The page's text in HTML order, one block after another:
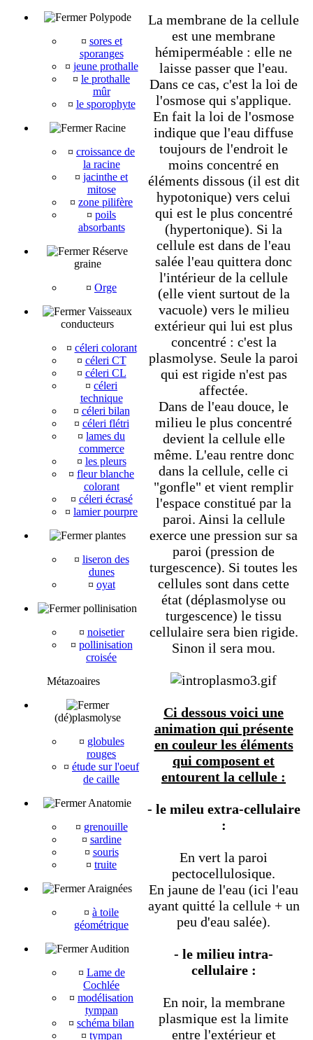
Polypode
¤ sores et
sporanges
¤ jeune prothalle
¤ le prothalle
mûr
¤ le sporophyte
Racine
¤ croissance de
la racine
¤ jacinthe et
mitose
¤ zone pilifère
¤ poils
absorbants
Réserve
graine
¤ Orge
Vaisseaux
conducteurs
¤ céleri colorant
¤ céleri CT
¤ céleri CL
¤ céleri
technique
¤ céleri bilan
¤ céleri flétri
¤ lames du
commerce
¤ les pleurs
¤ fleur blanche
colorant
¤ céleri écrasé
¤ lamier pourpre
plantes
¤ liseron des
dunes
¤ oyat
pollinisation
¤ noisetier
¤ pollinisation
croisée
Métazoaires
(dé)plasmolyse
¤ globules
rouges
¤ étude sur l'oeuf
de caille
Anatomie
¤ grenouille
¤ sardine
¤ souris
¤ truite
Araignées
¤ à toile
géométrique
Audition
¤ Lame de
Cochlée
¤ modélisation
tympan
¤ schéma bilan
¤ tympan
La membrane de la cellule
est une membrane
hémiperméable : elle ne
laisse passer que l'eau.
Dans ce cas, c'est la loi de
l'osmose qui s'applique.
En fait la loi de l'osmose
indique que l'eau diffuse
toujours de l'endroit le
moins concentré en
éléments dissous (il est dit
hypotonique) vers celui
qui est le plus concentré
(hypertonique). Si la
cellule est dans de l'eau
salée l'eau quittera donc
l'intérieur de la cellule
(elle vient surtout de la
vacuole) vers le milieu
extérieur qui lui est plus
concentré : c'est la
plasmolyse. Seule la paroi
qui est rigide n'est pas
affectée.
Dans de l'eau douce, le
milieu le plus concentré
devient la cellule elle
même. L'eau rentre donc
dans la cellule, celle ci
"gonfle" et vient remplir
l'espace constitué par la
paroi. Ainsi la cellule
exerce une pression sur sa
paroi (pression de
turgescence). Si toutes les
cellules sont dans cette
état (déplasmolyse ou
turgescence) le tissu
cellulaire sera bien rigide.
Sinon il sera mou.
Ci dessous voici une
animation qui présente
en couleur les éléments
qui composent et
entourent la cellule :
- le mileu extra-cellulaire
:
En vert la paroi
pectocellulosique.
En jaune de l'eau (ici l'eau
ayant quitté la cellule + un
peu d'eau salée).
- le milieu intra-
cellulaire :
En noir, la membrane
plasmique est la limite
entre l'extérieur et